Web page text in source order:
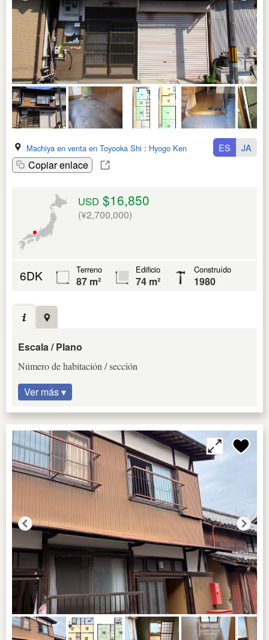
Machiya en venta en Toyooka Shi : Hyogo Ken
Copiar enlace
ES JA
USD $16,850
(¥2,700,000)
6DK Terreno
87 m²
Edificio
74 m²
Construído
1980
Escala / Plano
Número de habitación / sección
Ver más ▾